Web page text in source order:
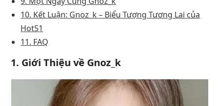
10. Kết Luận: Gnoz_k – Biểu Tượng Tương Lai của
Hot51
11. FAQ
1. Giới Thiệu về Gnoz_k